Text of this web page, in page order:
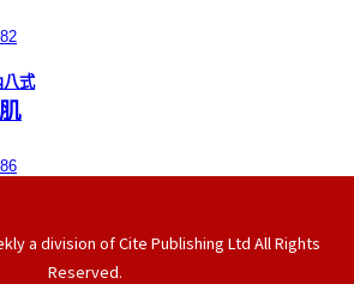
式
a division of Cite Publishing Ltd All Rights
Reserved.